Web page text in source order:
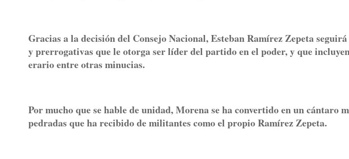
Gracias a la decisión del Consejo Nacional, Esteban Ramírez Zepeta
y prerrogativas que le otorga ser líder del partido en el poder, y que
erario entre otras minucias.
Por mucho que se hable de unidad, Morena se ha convertido en un cántaro
pedradas que ha recibido de militantes como el propio Ramírez Zepeta.